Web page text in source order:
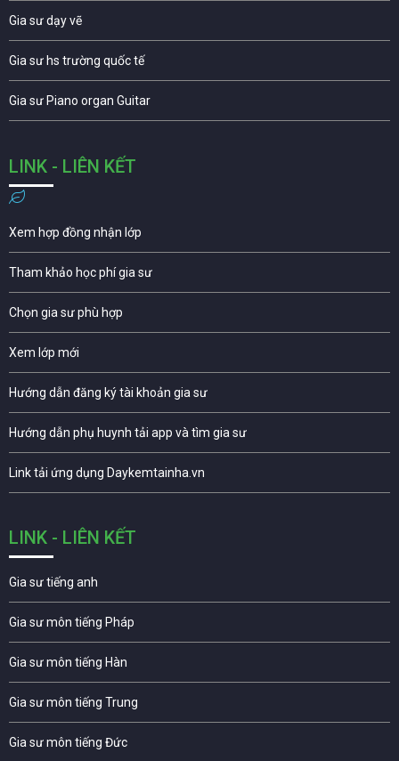
Gia sư dạy vẽ
Gia sư hs trường quốc tế
Gia sư Piano organ Guitar
LINK - LIÊN KẾT
Xem hợp đồng nhận lớp
Tham khảo học phí gia sư
Chọn gia sư phù hợp
Xem lớp mới
Hướng dẫn đăng ký tài khoản gia sư
Hướng dẫn phụ huynh tải app và tìm gia sư
Link tải ứng dụng Daykemtainha.vn
LINK - LIÊN KẾT
Gia sư tiếng anh
Gia sư môn tiếng Pháp
Gia sư môn tiếng Hàn
Gia sư môn tiếng Trung
Gia sư môn tiếng Đức